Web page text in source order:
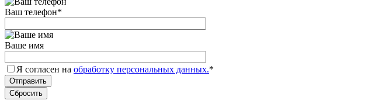
Ваш телефон*
Ваше имя
Я согласен на обработку персональных данных.*